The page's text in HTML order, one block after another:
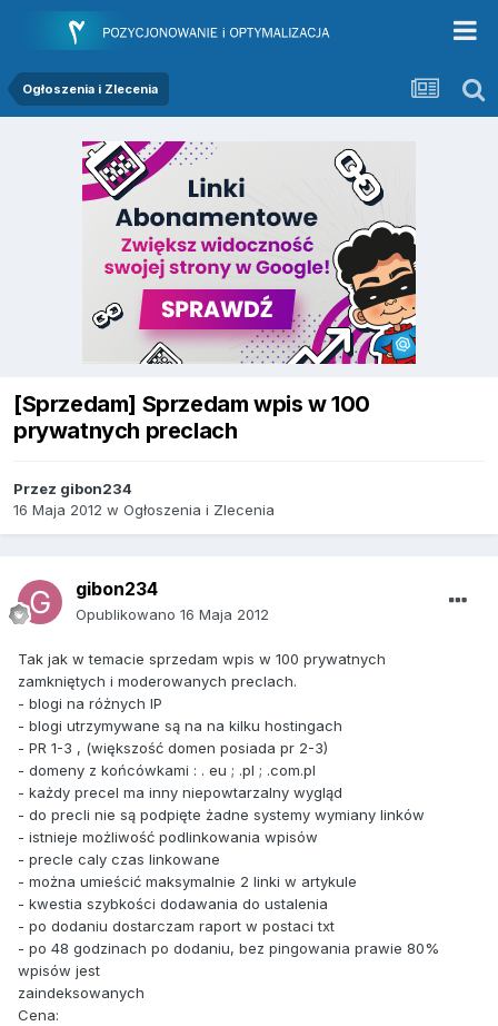
Ogłoszenia i Zlecenia
[Sprzedam] Sprzedam wpis w 100
prywatnych preclach
Przez gibon234
16 Maja 2012 w Ogłoszenia i Zlecenia
gibon234
Opublikowano 16 Maja 2012
Tak jak w temacie sprzedam wpis w 100 prywatnych
zamkniętych i moderowanych preclach.
- blogi na różnych IP
- blogi utrzymywane są na na kilku hostingach
- PR 1-3 , (większość domen posiada pr 2-3)
- domeny z końcówkami : . eu ; .pl ; .com.pl
- każdy precel ma inny niepowtarzalny wygląd
- do precli nie są podpięte żadne systemy wymiany linków
- istnieje możliwość podlinkowania wpisów
- precle caly czas linkowane
- można umieścić maksymalnie 2 linki w artykule
- kwestia szybkości dodawania do ustalenia
- po dodaniu dostarczam raport w postaci txt
- po 48 godzinach po dodaniu, bez pingowania prawie 80%
wpisów jest
zaindeksowanych
Cena: